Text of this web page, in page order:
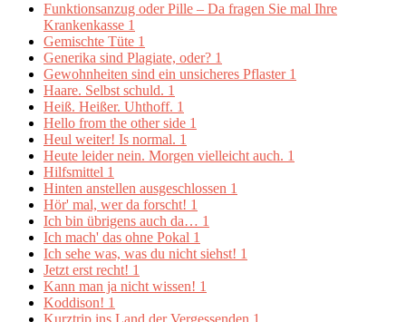
Funktionsanzug oder Pille – Da fragen Sie mal Ihre
Krankenkasse 1
Gemischte Tüte 1
Generika sind Plagiate, oder? 1
Gewohnheiten sind ein unsicheres Pflaster 1
Haare. Selbst schuld. 1
Heiß. Heißer. Uhthoff. 1
Hello from the other side 1
Heul weiter! Is normal. 1
Heute leider nein. Morgen vielleicht auch. 1
Hilfsmittel 1
Hinten anstellen ausgeschlossen 1
Hör' mal, wer da forscht! 1
Ich bin übrigens auch da… 1
Ich mach' das ohne Pokal 1
Ich sehe was, was du nicht siehst! 1
Jetzt erst recht! 1
Kann man ja nicht wissen! 1
Koddison! 1
Kurztrip ins Land der Vergessenden 1